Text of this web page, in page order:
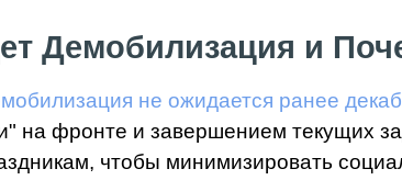
Демобилизация и
не ожидается ранее
на фронте и завершением текущих
чтобы минимизировать